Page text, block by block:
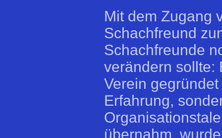
Mit dem Zugang
Schachfreund
Schachfreunde
verändern sollte:
Verein
Erfahrung,
übernahm,